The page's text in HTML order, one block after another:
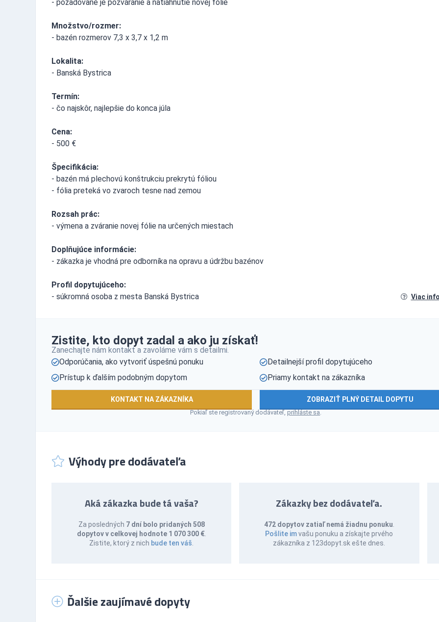
- požadované je pozváranie a natiahnutie novej fólie
Množstvo/rozmer:
- bazén rozmerov 7,3 x 3,7 x 1,2 m
Lokalita:
- Banská Bystrica
Termín:
- čo najskôr, najlepšie do konca júla
Cena:
- 500 €
Špecifikácia:
- bazén má plechovú konštrukciu prekrytú fóliou
- fólia preteká vo zvaroch tesne nad zemou
Rozsah prác:
- výmena a zváranie novej fólie na určených miestach
Doplňujúce informácie:
- zákazka je vhodná pre odborníka na opravu a údržbu bazénov
Profil dopytujúceho:
- súkromná osoba z mesta Banská Bystrica
Viac
Zistite, kto dopyt zadal a ako ju získať!
Zanechajte nám kontakt a zavoláme vám s detailmi.
Odporúčania, ako vytvoriť úspešnú ponuku
Detailnejší profil dopytujúceho
Prístup k ďalším podobným dopytom
Priamy kontakt na zákazníka
KONTAKT NA ZÁKAZNÍKA ZOBRAZIŤ PLNÝ DETAIL DOPYTU
Pokiaľ ste registrovaný dodávateľ,prihláste sa.
Výhody pre dodávateľa
Aká zákazka bude tá vaša?
Za posledných 7 dní bolo pridaných 508
dopytov v celkovej hodnote 1 070 300 €.
Zistite, ktorý z nich bude ten váš
Zákazky bez dodávateľa.
472 dopytov zatiaľ nemá žiadnu ponuku
Pošlite imvašu ponuku a získajte prvého
zákazníka z 123dopyt.sk ešte dnes.
Ďalšie zaujímavé dopyty